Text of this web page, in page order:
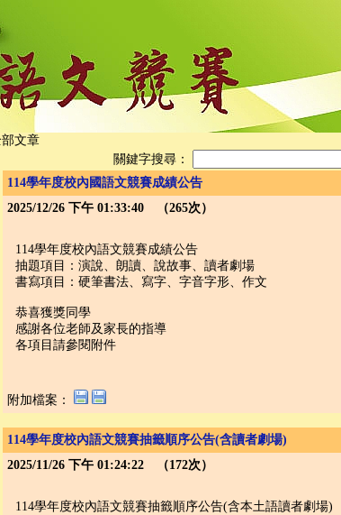
文章
關鍵字搜尋：
114學年度校內國語文競賽成績公告
2025/12/26 下午 01:33:40 （265次）
114學年度校內語文競賽成績公告
抽題項目：演說、朗讀、說故事、讀者劇場
書寫項目：硬筆書法、寫字、字音字形、作文
恭喜獲獎同學
感謝各位老師及家長的指導
各項目請參閱附件
附加檔案：
114學年度校內語文競賽抽籤順序公告(含讀者劇場)
2025/11/26 下午 01:24:22 （172次）
114學年度校內語文競賽抽籤順序公告(含本土語讀者劇場)